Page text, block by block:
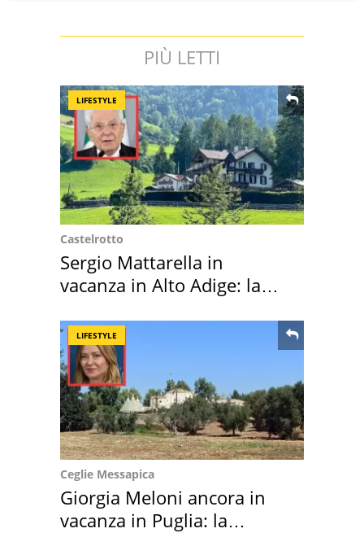
PIÙ LETTI
LIFESTYLE
Castelrotto
Sergio Mattarella in
vacanza in Alto Adige: la
LIFESTYLE
Ceglie Messapica
Giorgia Meloni ancora in
vacanza in Puglia: la